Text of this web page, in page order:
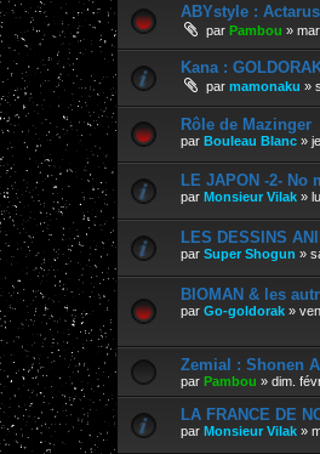
ABYstyle : Actarus
par Pambou »
Kana :
par mamonaku »
Rôle de Mazinger
par Bouleau Blanc »
LE JAPON -2- No
par Monsieur Vilak »
LES DESSINS
par Super Shogun »
BIOMAN & les
par Go-goldorak »
Zemial : Shonen
par Pambou » dim.
LA FRANCE DE
par Monsieur Vilak »